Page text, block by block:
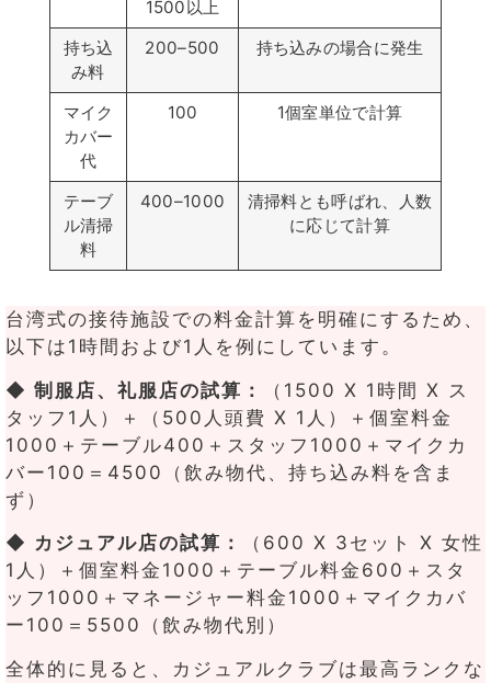
1500以上
持ち込
み料
200–500 持ち込みの場合に発生
マイク
カバー
代
100 1個室単位で計算
テーブ
ル清掃
料
400–1000
清掃料とも呼ばれ、人数
に応じて計算
台湾式の接待施設での料金計算を明確にするため、
以下は1時間および1人を例にしています。
◆ 制服店、礼服店の試算：
（1500 X 1時間 X ス
タッフ1人）＋（500人頭費 X 1人）＋個室料金
1000＋テーブル400＋スタッフ1000＋マイクカ
バー100＝4500（飲み物代、持ち込み料を含ま
ず）
◆ カジュアル店の試算：
（600 X 3セット X 女性
1人）＋個室料金1000＋テーブル料金600＋スタ
ッフ1000＋マネージャー料金1000＋マイクカバ
ー100＝5500（飲み物代別）
全体的に見ると、カジュアルクラブは最高ランクな